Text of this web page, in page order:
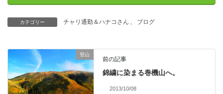
カテゴリー チャリ通勤＆ハナコさん 、 ブログ
登山
前の記事
錦繍に染まる巻機山へ。
2013/10/08